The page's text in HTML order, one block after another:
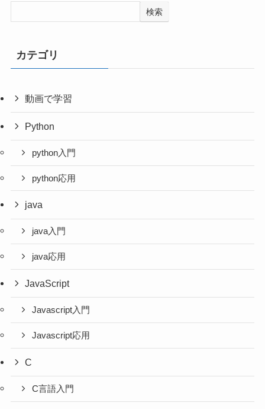
検索
カテゴリ
動画で学習
Python
python入門
python応用
java
java入門
java応用
JavaScript
Javascript入門
Javascript応用
C
C言語入門